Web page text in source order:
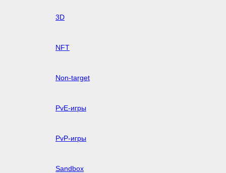
3D
NFT
Non-target
PvE-игры
PvP-игры
Sandbox